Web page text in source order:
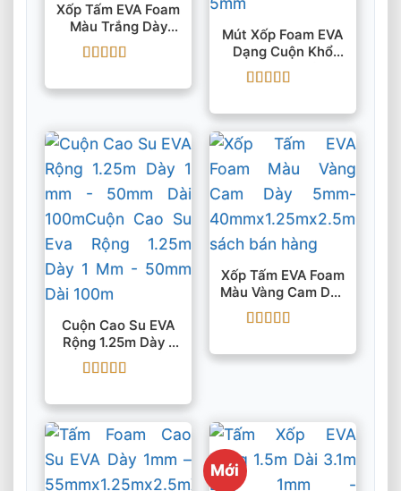
Xốp Tấm EVA Foam
Màu Trắng Dày
5mm – 40mm X
1.25m
hạng55 sao
Mút Xốp Foam EVA
Dạng Cuộn Khổ
1mm-5mm Rộng
1.25m
hạng55 sao
Cuộn Cao Su EVA
Rộng 1.25m Dày 1
Mm – 50mm Dài
100m
hạng55 sao
Xốp Tấm EVA Foam
Màu Vàng Cam Dày
5mm-
40mmx1.25mx2.5m
hạng55 sao
Mới